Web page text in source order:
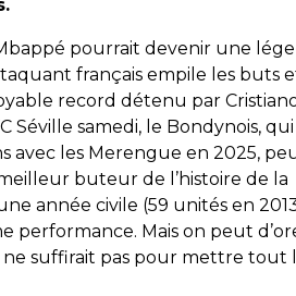
pourrait devenir une
français empile les buts
record détenu par
Séville samedi, le Bondynois, qui
avec les Merengue en 2025,
buteur de l’histoire de la
année civile (59 unités en
performance. Mais on peut
ne suffirait pas pour mettre tout